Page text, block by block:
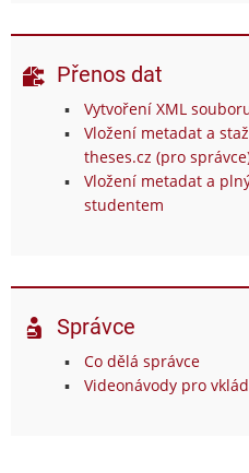
Přenos dat
Vytvoření XML
Vložení metadat a
theses.cz (pro
Vložení metadat a
studentem
Správce
Co dělá správce
Videonávody pro